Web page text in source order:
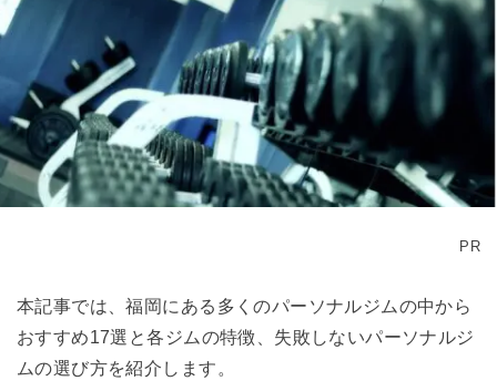
PR
本記事では、福岡にある多くのパーソナルジムの中から
おすすめ17選と各ジムの特徴、失敗しないパーソナルジ
ムの選び方を紹介します。